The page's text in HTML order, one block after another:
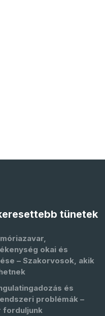
tünetek
okai és
– Szakorvosok, akik
és
problémák –
forduljunk